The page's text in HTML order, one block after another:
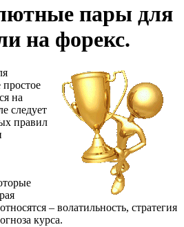
пары для
на форекс.
простое
на
следует
правил
– волатильность, стратегия
курса.